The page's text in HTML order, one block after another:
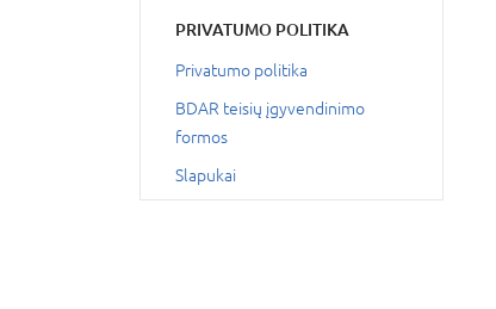
PRIVATUMO POLITIKA
Privatumo politika
BDAR teisių įgyvendinimo
formos
Slapukai